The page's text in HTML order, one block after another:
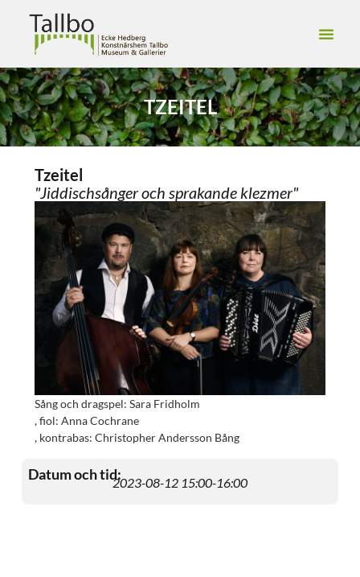
TZEITEL
Tzeitel
"Jiddischsånger och sprakande klezmer"
Sång och dragspel: Sara Fridholm
, fiol: Anna Cochrane
, kontrabas: Christopher Andersson Bång
Datum och tid:2023-08-12 15:00-16:00